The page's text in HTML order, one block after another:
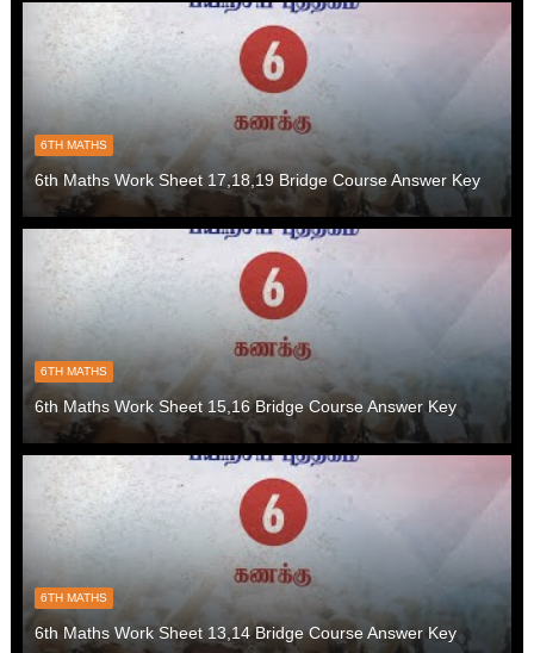
6TH MATHS
6th Maths Work Sheet 17,18,19 Bridge Course Answer Key
6TH MATHS
6th Maths Work Sheet 15,16 Bridge Course Answer Key
6TH MATHS
6th Maths Work Sheet 13,14 Bridge Course Answer Key